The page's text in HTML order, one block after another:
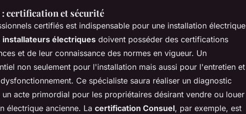
certification et sécurité
certifiés est indispensable pour une installation électrique
installateurs électriques doivent posséder des certifications
et de leur connaissance des normes en vigueur. Un
non seulement pour l'installation mais aussi pour l'entretien et
Ce spécialiste saura réaliser un diagnostic
acte primordial pour les propriétaires désirant vendre ou louer
électrique ancienne. La certification Consuel, par exemple, est